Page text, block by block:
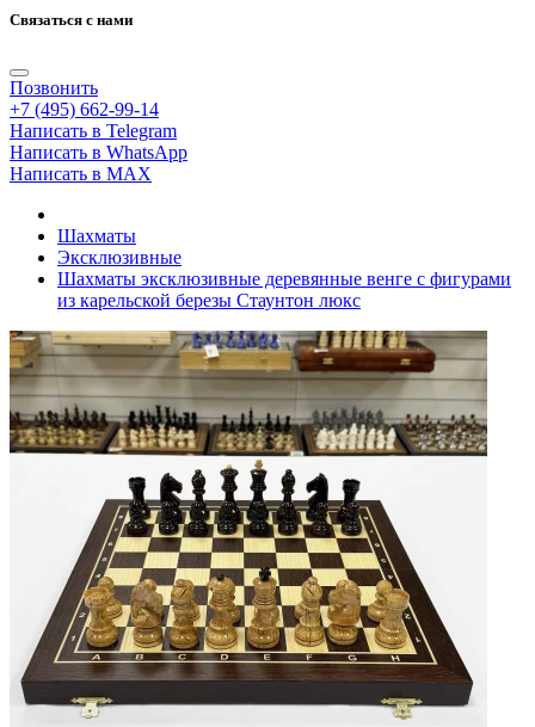
Связаться с нами
Позвонить
+7 (495) 662-99-14
Написать в Telegram
Написать в WhatsApp
Написать в MAX
Шахматы
Эксклюзивные
Шахматы эксклюзивные деревянные венге с фигурами
из карельской березы Стаунтон люкс